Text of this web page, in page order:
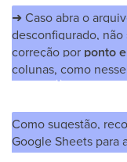
➜ Caso abra o
desconfigurado,
correção por ponto
colunas, como nesse
Como sugestão,
Google Sheets para